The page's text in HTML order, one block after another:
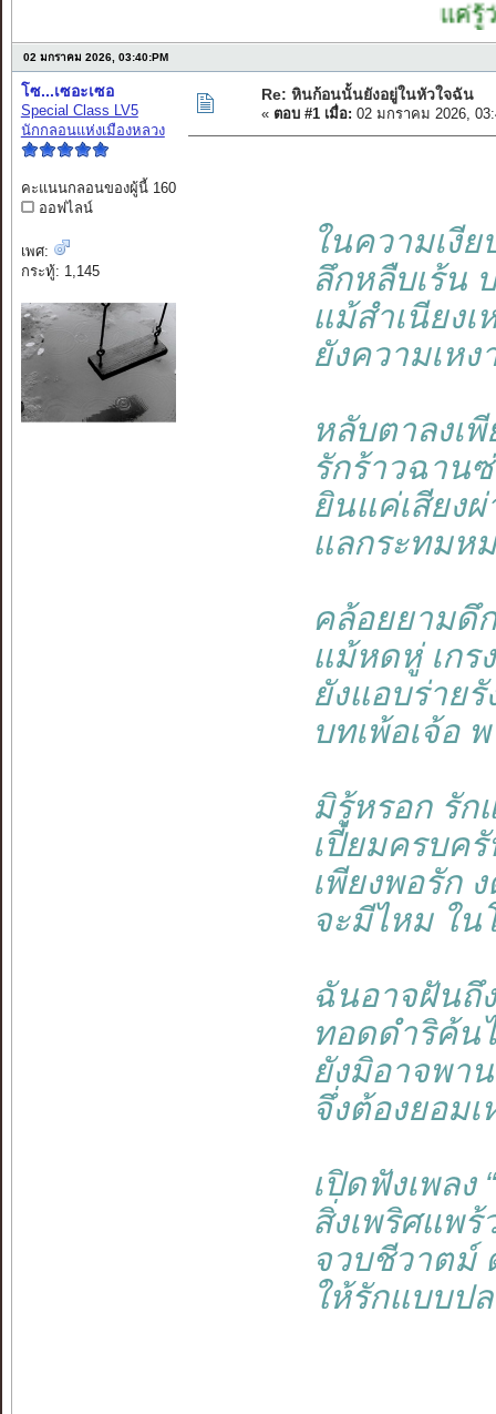
แค่รู้ว่า ที่
02 มกราคม 2026, 03:40:PM
โซ...เซอะเซอ
Special Class LV5
นักกลอนแห่งเมืองหลวง
คะแนนกลอนของผู้นี้ 160
ออฟไลน์
เพศ:
กระทู้: 1,145
Re: หินก้อนนั้นยังอยู่ในหัวใจฉัน
« ตอบ #1 เมื่อ: 02 มกราคม 2026,
ในความเงีย
ลึกหลืบเร้น
แม้สำเนียง
ยังความเห
หลับตาลงเ
รักร้าวฉาน
ยินแค่เสียง
แลกระทมห
คล้อยยามดึ
แม้หดหู่ เกร
ยังแอบร่ายรั
บทเพ้อเจ้อ
มิรู้หรอก รัก
เปี่ยมครบค
เพียงพอรัก
จะมีไหม ใน
ฉันอาจฝันถึ
ทอดดำริค้น
ยังมิอาจพา
จึ่งต้องยอม
เปิดฟังเพล
สิ่งเพริศแพ
จวบชีวาตม์
ให้รักแบบป